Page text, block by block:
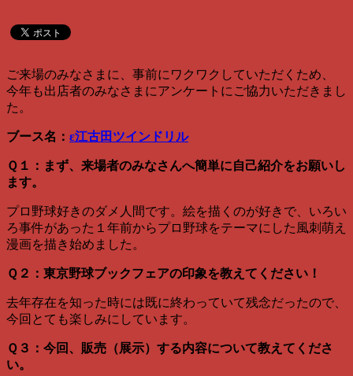
ご来場のみなさまに、事前にワクワクしていただくため、
今年も出店者のみなさまにアンケートにご協力いただきまし
た。
ブース名： ε江古田ツインドリル
Ｑ１：まず、来場者のみなさんへ簡単に自己紹介をお願いし
ます。
プロ野球好きのダメ人間です。絵を描くのが好きで、いろい
ろ事件があった１年前からプロ野球をテーマにした風刺萌え
漫画を描き始めました。
Ｑ２：東京野球ブックフェアの印象を教えてください！
去年存在を知った時には既に終わっていて残念だったので、
今回とても楽しみにしています。
Ｑ３：今回、販売（展示）する内容について教えてくださ
い。